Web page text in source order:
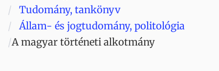
Tudomány, tankönyv
Állam- és jogtudomány, politológia
A magyar történeti alkotmány